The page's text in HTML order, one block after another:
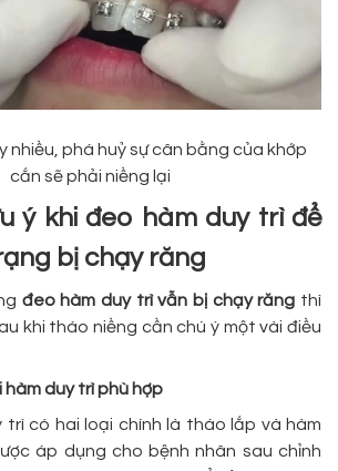
nhiều, phá huỷ sự cân bằng của khớp
cắn sẽ phải niềng lại
ý khi đeo hàm duy trì để
bị chạy răng
đeo hàm duy trì vẫn bị chạy răng thì
khi tháo niềng cần chú ý một vài điều
hàm duy trì phù hợp
trì có hai loại chính là tháo lắp và hàm
áp dụng cho bệnh nhân sau chỉnh